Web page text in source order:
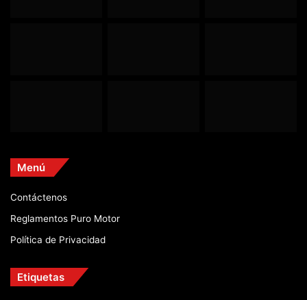
Menú
Contáctenos
Reglamentos Puro Motor
Política de Privacidad
Etiquetas